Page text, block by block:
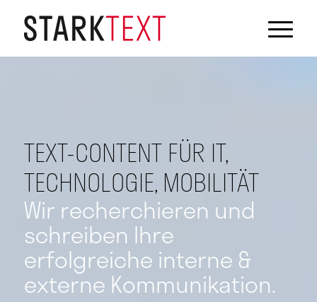
TEXT-CONTENT FÜR IT,
TECHNOLOGIE, MOBILITÄT
Wir recherchieren und
schreiben Ihre
erfolgreiche interne &
externe Kommunikation.